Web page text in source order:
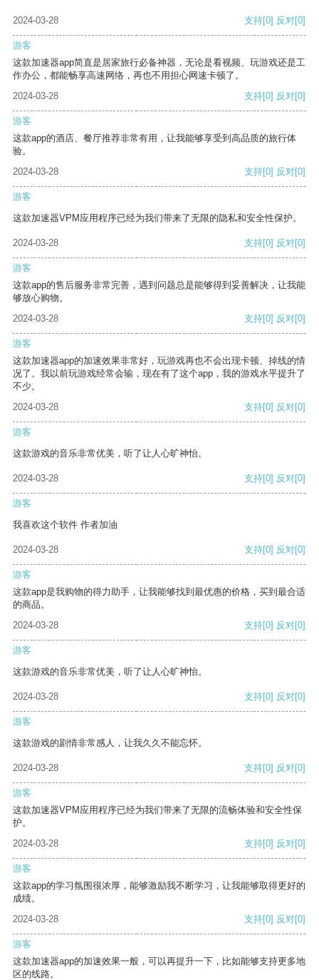
2024-03-28 支持[0] 反对[0]
游客
这款加速器app简直是居家旅行必备神器，无论是看视频、玩游戏还是工
作办公，都能畅享高速网络，再也不用担心网速卡顿了。
2024-03-28
支持[0] 反对[0]
游客
这款app的酒店、餐厅推荐非常有用，让我能够享受到高品质的旅行体
验。
2024-03-28
支持[0] 反对[0]
游客
这款加速器VPM应用程序已经为我们带来了无限的隐私和安全性保护。
2024-03-28 支持[0] 反对[0]
游客
这款app的售后服务非常完善，遇到问题总是能够得到妥善解决，让我能
够放心购物。
2024-03-28
支持[0] 反对[0]
游客
这款加速器app的加速效果非常好，玩游戏再也不会出现卡顿、掉线的情
况了。我以前玩游戏经常会输，现在有了这个app，我的游戏水平提升了
不少。
2024-03-28
支持[0] 反对[0]
游客
这款游戏的音乐非常优美，听了让人心旷神怡。
2024-03-28 支持[0] 反对[0]
游客
我喜欢这个软件 作者加油
2024-03-28 支持[0] 反对[0]
游客
这款app是我购物的得力助手，让我能够找到最优惠的价格，买到最合适
的商品。
2024-03-28
支持[0] 反对[0]
游客
这款游戏的音乐非常优美，听了让人心旷神怡。
2024-03-28 支持[0] 反对[0]
游客
这款游戏的剧情非常感人，让我久久不能忘怀。
2024-03-28 支持[0] 反对[0]
游客
这款加速器VPM应用程序已经为我们带来了无限的流畅体验和安全性保
护。
2024-03-28
支持[0] 反对[0]
游客
这款app的学习氛围很浓厚，能够激励我不断学习，让我能够取得更好的
成绩。
2024-03-28
支持[0] 反对[0]
游客
这款加速器app的加速效果一般，可以再提升一下，比如能够支持更多地
区的线路。